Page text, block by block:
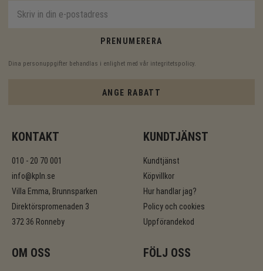
PRENUMERERA
Dina personuppgifter behandlas i enlighet med vår integritetspolicy.
ANGE RABATT
KONTAKT
010 - 20 70 001
info@kpln.se
Villa Emma, Brunnsparken
Direktörspromenaden 3
372 36 Ronneby
KUNDTJÄNST
Kundtjänst
Köpvillkor
Hur handlar jag?
Policy och cookies
Uppförandekod
OM OSS FÖLJ OSS